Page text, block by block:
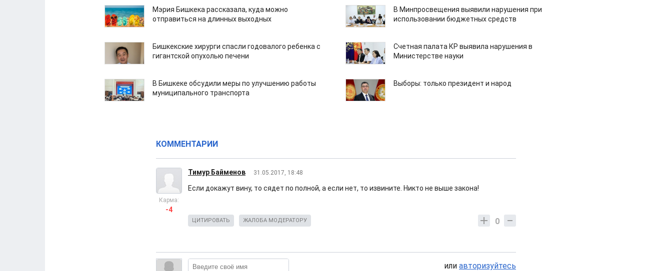
Мэрия Бишкека рассказала, куда можно
отправиться на длинных выходных
В Минпросвещения выявили нарушения при
использовании бюджетных средств
Бишкекские хирурги спасли годовалого ребенка с
гигантской опухолью печени
Счетная палата КР выявила нарушения в
Министерстве науки
В Бишкеке обсудили меры по улучшению работы
муниципального транспорта
Выборы: только президент и народ
КОММЕНТАРИИ
Тимур Байменов 31.05.2017, 18:48
Карма:
-4
Если докажут вину, то сядет по полной, а если нет, то извините. Никто не выше закона!
0
ЦИТИРОВАТЬ ЖАЛОБА МОДЕРАТОРУ
или авторизуйтесь